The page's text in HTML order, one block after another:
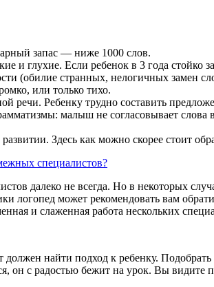
запас — ниже 1000 слов.
и глухие. Если ребенок в 3 года стойко
(обилие странных, нелогичных замен
или только тихо.
речи. Ребенку трудно составить
малыш не согласовывает
Здесь как можно скорее стоит
специалистов?
далеко не всегда. Но в некоторых
логопед может рекомендовать вам
и слаженная работа нескольких
найти подход к ребенку.
он с радостью бежит на урок. Вы